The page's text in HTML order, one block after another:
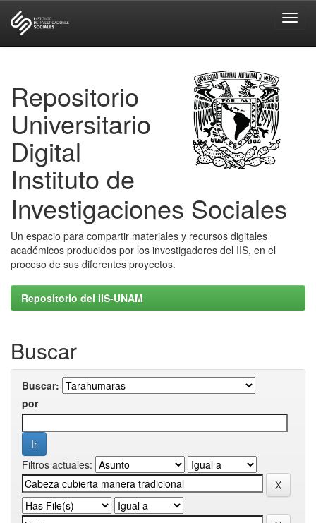
Repositorio
Universitario
Digital
Instituto de
Investigaciones Sociales
Un espacio para compartir materiales y recursos digitales
académicos producidos por los investigadores del IIS, en el
proceso de sus diferentes proyectos.
Repositorio del IIS-UNAM
Buscar
Buscar:
por
Filtros actuales: